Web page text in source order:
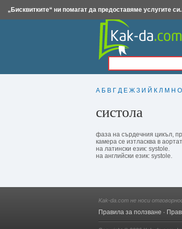
А Б В Г Д Е Ж З И Й К Л М Н О
систола
фаза на сърдечния цикъл,
камера се изтласква в
на латински език: systole.
на английски език: systole.
Insert.bg Framar.bg Kak-da.com Iztochnik.com
Kak-da.com не носи
Правила за ползване ·
„Бисквитките“ ни помагат да предоставяме услугите